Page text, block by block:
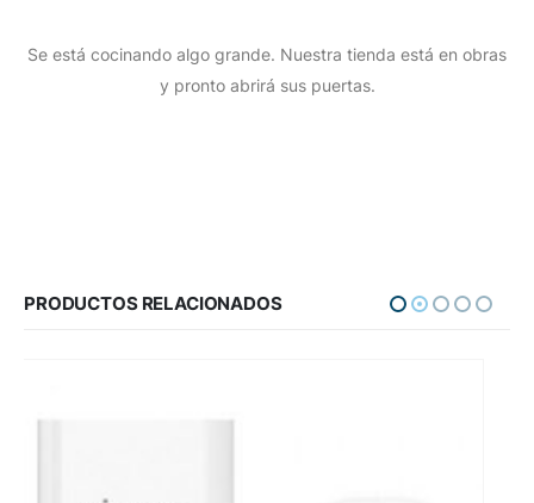
Se está cocinando algo grande. Nuestra tienda está en obras
y pronto abrirá sus puertas.
PRODUCTOS RELACIONADOS